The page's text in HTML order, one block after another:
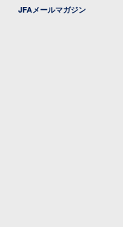
JFAメールマガジン